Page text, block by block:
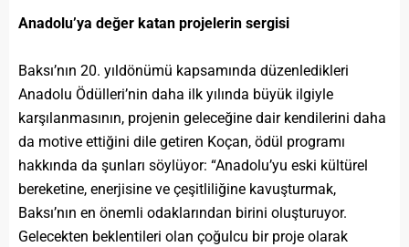
Anadolu’ya değer katan projelerin sergisi
Baksı’nın 20. yıldönümü kapsamında düzenledikleri
Anadolu Ödülleri’nin daha ilk yılında büyük ilgiyle
karşılanmasının, projenin geleceğine dair kendilerini daha
da motive ettiğini dile getiren Koçan, ödül programı
hakkında da şunları söylüyor: “Anadolu’yu eski kültürel
bereketine, enerjisine ve çeşitliliğine kavuşturmak,
Baksı’nın en önemli odaklarından birini oluşturuyor.
Gelecekten beklentileri olan çoğulcu bir proje olarak